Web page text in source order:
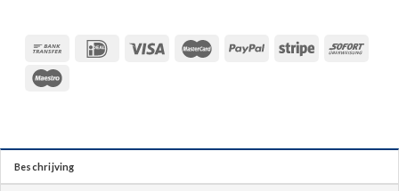
Beschrijving